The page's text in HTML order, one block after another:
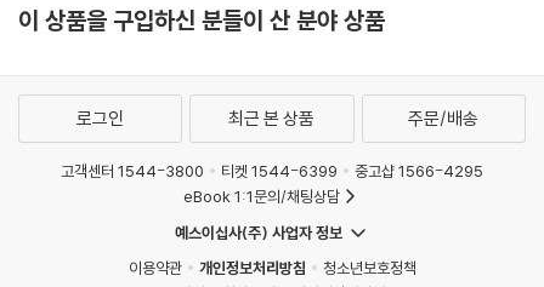
이 상품을 구입하신 분들이 산 분야 상품
로그인 최근 본 상품 주문/배송
고객센터 1544-3800 티켓 1544-6399
중고샵 1566-4295
eBook 1:1문의/채팅상담
예스이십사(주) 사업자 정보
이용약관
개인정보처리방침
청소년보호정책